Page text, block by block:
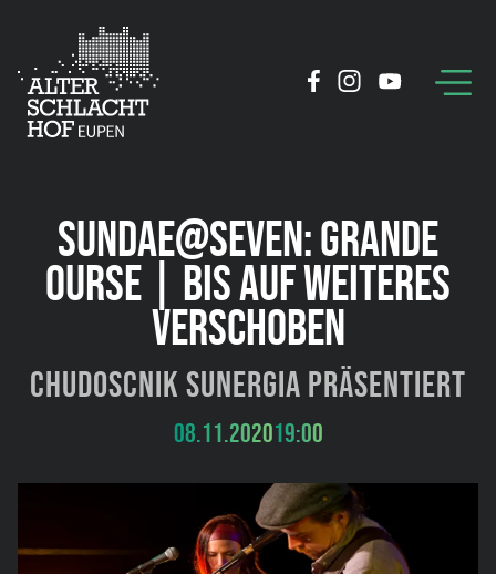
SUNDAE@SEVEN: GRANDE
OURSE | BIS AUF WEITERES
VERSCHOBEN
Chudoscnik Sunergia präsentiert
08.11.202019:00